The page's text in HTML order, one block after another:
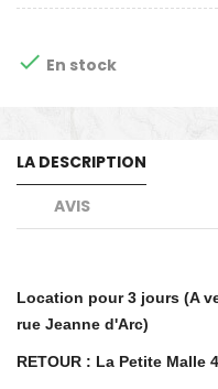
 En stock
LA DESCRIPTION
AVIS
Location pour 3 jours (A
rue Jeanne d'Arc)
RETOUR : La Petite Malle